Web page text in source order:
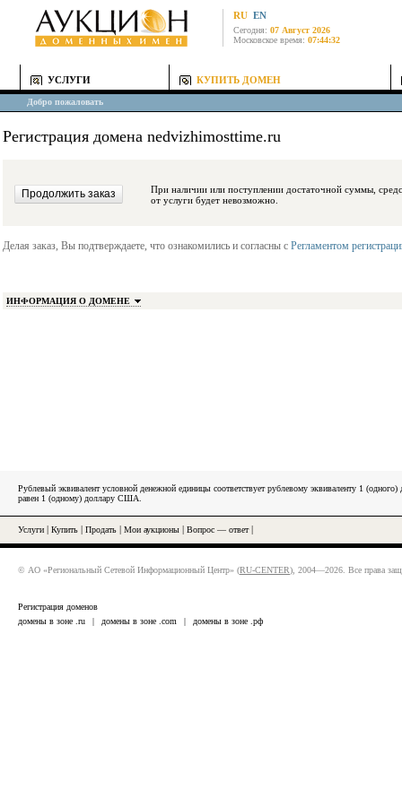
RU EN
Сегодня: 07 Август 2026
Московское время: 07:44:32
УСЛУГИ КУПИТЬ ДОМЕН
Добро пожаловать
Регистрация домена nedvizhimosttime.ru
При наличии или поступлении достаточной суммы, средства будут
от услуги будет невозможно.
Делая заказ, Вы подтверждаете, что ознакомились и согласны с Регламентом
ИНФОРМАЦИЯ О ДОМЕНЕ
Рублевый эквивалент условной денежной единицы соответствует рублевому эквиваленту 1
равен 1 (одному) доллару США.
Услуги Купить Продать Мои аукционы Вопрос — ответ|
© АО «Региональный Сетевой Информационный Центр» (RU-CENTER), 2004—2026. Все права
Регистрация доменов
домены в зоне .ru
| домены в зоне .com | домены в зоне .рф